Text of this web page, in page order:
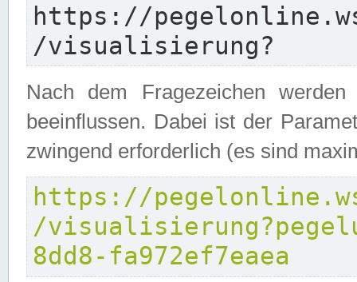
https://
/visualisierung?
Nach dem Fragezeichen
beeinflussen. Dabei ist der
zwingend erforderlich (es sind
https://
/
8dd8-fa972ef7eaea